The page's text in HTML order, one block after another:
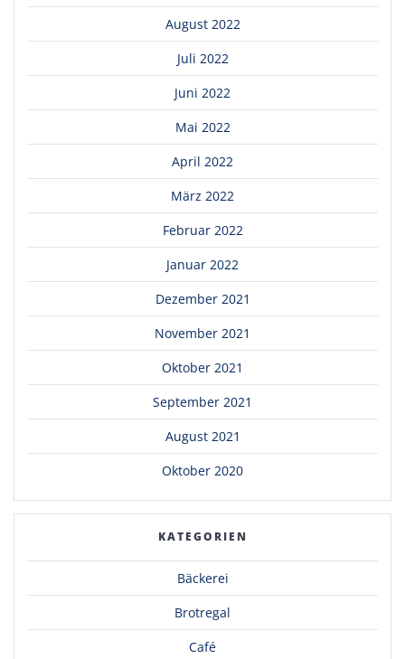
August 2022
Juli 2022
Juni 2022
Mai 2022
April 2022
März 2022
Februar 2022
Januar 2022
Dezember 2021
November 2021
Oktober 2021
September 2021
August 2021
Oktober 2020
KATEGORIEN
Bäckerei
Brotregal
Café